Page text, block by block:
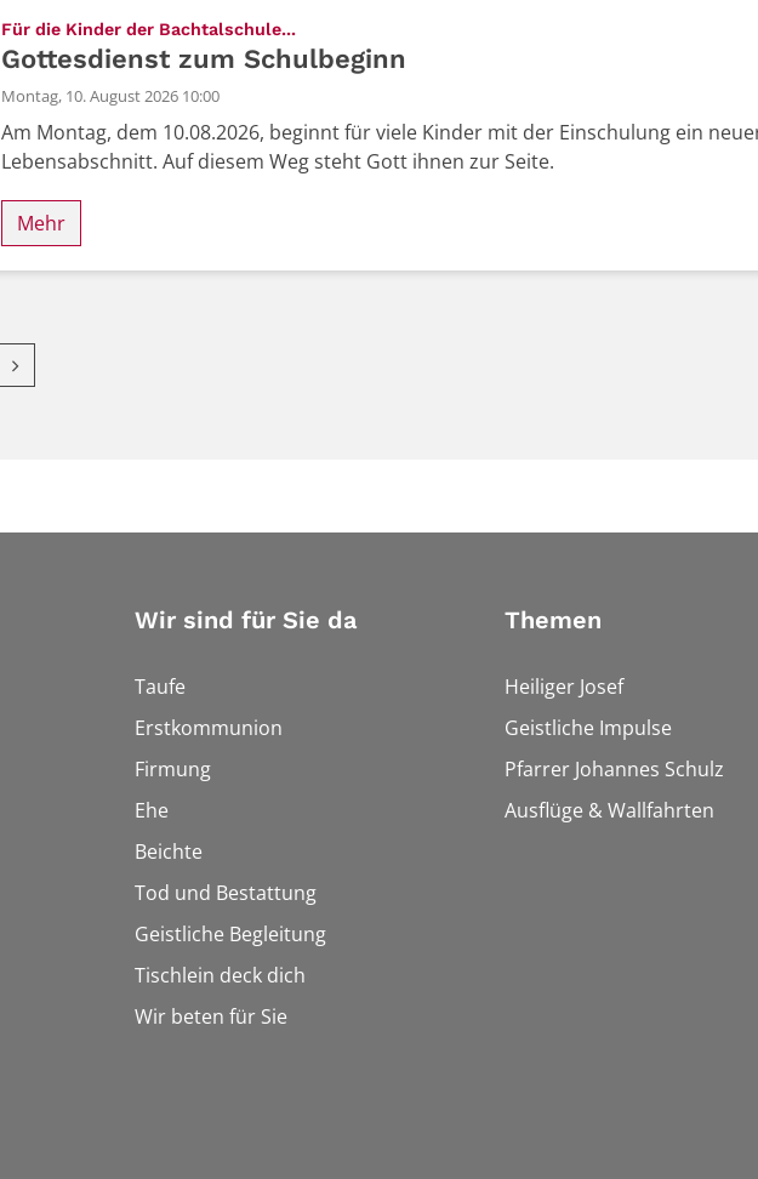
Für die Kinder der Bachtalschule...
Gottesdienst zum Schulbeginn
Montag, 10. August 2026 10:00
Am Montag, dem 10.08.2026, beginnt für viele Kinder mit der Einschulung ein
Lebensabschnitt. Auf diesem Weg steht Gott ihnen zur Seite.
Mehr
Nächste Seite
Wir sind für Sie da
Taufe
Erstkommunion
Firmung
Ehe
Beichte
Tod und Bestattung
Geistliche Begleitung
Tischlein deck dich
Wir beten für Sie
Themen
Heiliger Josef
Geistliche Impulse
Pfarrer Johannes Schulz
Ausflüge & Wallfahrten